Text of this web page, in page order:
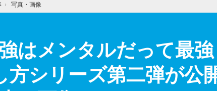
› 写真・画像
はメンタルだって最
方シリーズ第二弾が